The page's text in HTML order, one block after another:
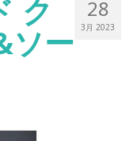
28
3月 2023
ク
ソー